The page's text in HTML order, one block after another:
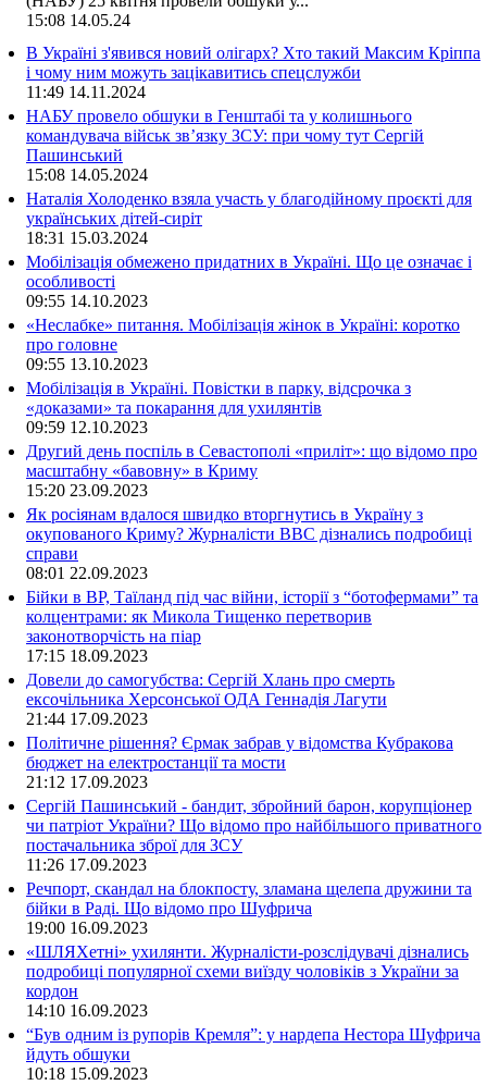
15:08 14.05.24
В Україні з'явився новий олігарх? Хто такий Максим Кріппа
і чому ним можуть зацікавитись спецслужби
11:49 14.11.2024
НАБУ провело обшуки в Генштабі та у колишнього
командувача військ зв’язку ЗСУ: при чому тут Сергій
Пашинський
15:08 14.05.2024
Наталія Холоденко взяла участь у благодійному проєкті для
українських дітей-сиріт
18:31 15.03.2024
Мобілізація обмежено придатних в Україні. Що це означає і
особливості
09:55 14.10.2023
«Неслабке» питання. Мобілізація жінок в Україні: коротко
про головне
09:55 13.10.2023
Мобілізація в Україні. Повістки в парку, відсрочка з
«доказами» та покарання для ухилянтів
09:59 12.10.2023
Другий день поспіль в Севастополі «приліт»: що відомо про
масштабну «бавовну» в Криму
15:20 23.09.2023
Як росіянам вдалося швидко вторгнутись в Україну з
окупованого Криму? Журналісти ВВС дізнались подробиці
справи
08:01 22.09.2023
Бійки в ВР, Таїланд під час війни, історії з “ботофермами” та
колцентрами: як Микола Тищенко перетворив
законотворчість на піар
17:15 18.09.2023
Довели до самогубства: Сергій Хлань про смерть
ексочільника Херсонської ОДА Геннадія Лагути
21:44 17.09.2023
Політичне рішення? Єрмак забрав у відомства Кубракова
бюджет на електростанції та мости
21:12 17.09.2023
Сергій Пашинський - бандит, збройний барон, корупціонер
чи патріот України? Що відомо про найбільшого приватного
постачальника зброї для ЗСУ
11:26 17.09.2023
Речпорт, скандал на блокпосту, зламана щелепа дружини та
бійки в Раді. Що відомо про Шуфрича
19:00 16.09.2023
«ШЛЯХетні» ухилянти. Журналісти-розслідувачі дізнались
подробиці популярної схеми виїзду чоловіків з України за
кордон
14:10 16.09.2023
“Був одним із рупорів Кремля”: у нардепа Нестора Шуфрича
йдуть обшуки
10:18 15.09.2023